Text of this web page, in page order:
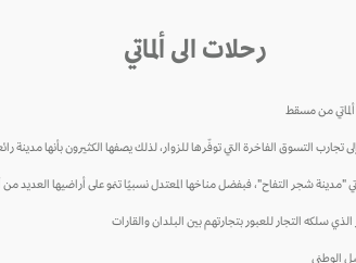
رحلات الى ألماتي
من مسقط
التسوق الفاخرة التي توفّرها للزوار، لذلك يصفها الكثيرون بأنها مدينة
"مدينة شجر التفاح"، فبفضل مناخها المعتدل نسبيًا تنمو على أراضيها العديد
سلكه التجار للعبور بتجارتهم بين البلدان والقارات
الوطني